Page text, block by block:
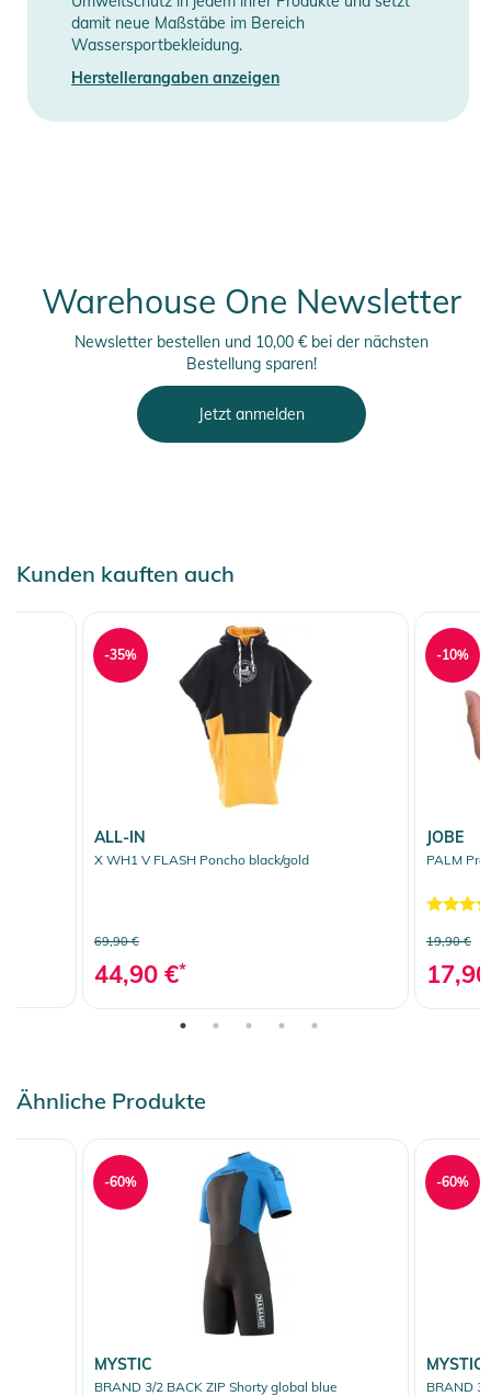
damit neue Maßstäbe im Bereich
Wassersportbekleidung.
Herstellerangaben anzeigen
Warehouse One Newsletter
Newsletter bestellen und 10,00 € bei der nächsten
Bestellung sparen!
Jetzt anmelden
Kunden kauften auch
ALL-IN
X WH1 V FLASH Poncho black/gold
69,90 €
44,90 €*
-35%
JOBE
PALM
19,90 €
-10%
Ähnliche Produkte
MYSTIC
BRAND 3/2 BACK ZIP Shorty global blue
-60%
MYSTIC
BRAND
-60%